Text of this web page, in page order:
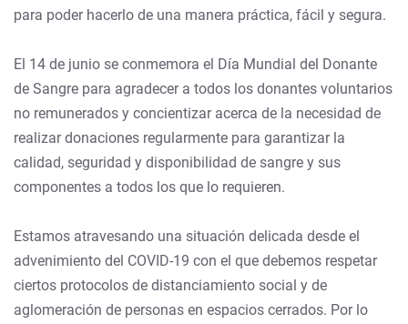
para poder hacerlo de una manera práctica, fácil y segura.
El 14 de junio se conmemora el Día Mundial del Donante
de Sangre para agradecer a todos los donantes voluntarios
no remunerados y concientizar acerca de la necesidad de
realizar donaciones regularmente para garantizar la
calidad, seguridad y disponibilidad de sangre y sus
componentes a todos los que lo requieren.
Estamos atravesando una situación delicada desde el
advenimiento del COVID-19 con el que debemos respetar
ciertos protocolos de distanciamiento social y de
aglomeración de personas en espacios cerrados. Por lo